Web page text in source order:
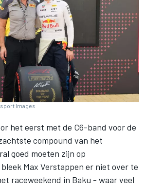
Images
het eerst met de C6-band voor de
compound van het
goed moeten zijn op
Max Verstappen er niet over te
raceweekend in Baku - waar veel